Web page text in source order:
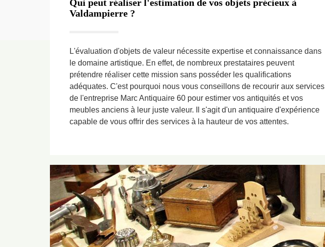
Qui peut réaliser l'estimation de vos objets précieux à
Valdampierre ?
L'évaluation d'objets de valeur nécessite expertise et connaissance dans
le domaine artistique. En effet, de nombreux prestataires peuvent
prétendre réaliser cette mission sans posséder les qualifications
adéquates. C'est pourquoi nous vous conseillons de recourir aux services
de l'entreprise Marc Antiquaire 60 pour estimer vos antiquités et vos
meubles anciens à leur juste valeur. Il s'agit d'un antiquaire d'expérience
capable de vous offrir des services à la hauteur de vos attentes.